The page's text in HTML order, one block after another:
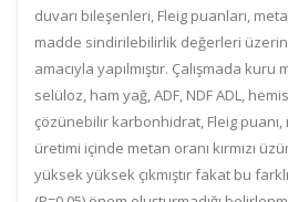
duvarı bileşenleri, Fleig puanları,
madde sindirilebilirlik değerleri
amacıyla yapılmıştır. Çalışmada
selüloz, ham yağ, ADF, NDF ADL,
çözünebilir karbonhidrat, Fleig
üretimi içinde metan oranı kırmızı
yüksek yüksek çıkmıştır fakat bu